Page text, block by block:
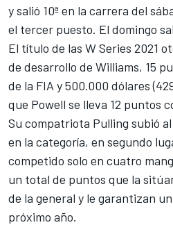
y salió 10ª en la carrera del
el tercer puesto. El domingo
El título de las W Series 2021
de desarrollo de Williams, 15
de la FIA y 500.000 dólares
que Powell se lleva 12 puntos
Su compatriota Pulling subió
en la categoría, en segundo
competido solo en cuatro
un total de puntos que la
de la general y le garantizan
próximo año.